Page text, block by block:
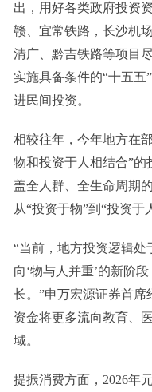
出，用好各类政府投资
赣、宜常铁路，长沙机
清广、黔吉铁路等项目
实施具备条件的“十五五
进民间投资。
相较往年，今年地方在
物和投资于人相结合”
盖全人群、全生命周期
从“投资于物”到“投资于
“当前，地方投资逻辑处
向‘物与人并重’的新阶
长。”申万宏源证券首
资金将更多流向教育、
域。
提振消费方面，2026年